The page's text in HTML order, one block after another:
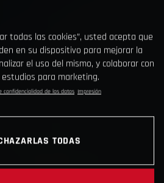
todas las cookies”, usted acepta que
en su dispositivo para mejorar la
el uso del mismo, y colaborar con
para marketing.
confidencialidad de los datos Impresión
TODAS